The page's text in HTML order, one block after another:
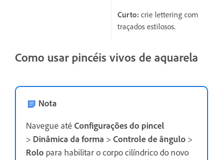
Curto: crie lettering com
traçados estilosos.
Como usar pincéis vivos de aquarela
Nota
Navegue até Configurações do pincel
> Dinâmica da forma > Controle de ângulo >
Rolo para habilitar o corpo cilíndrico do novo